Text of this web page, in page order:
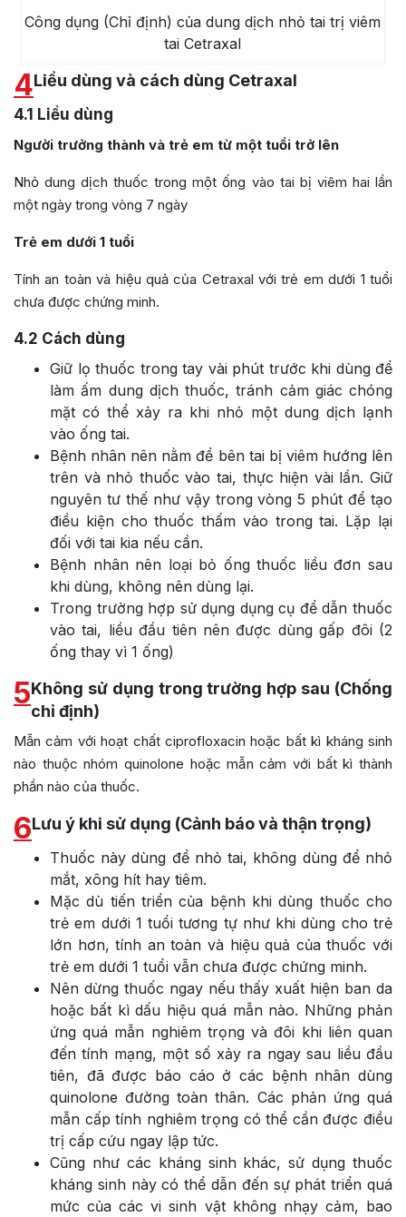
Công dụng (Chỉ định) của dung dịch nhỏ tai trị viêm
tai Cetraxal
4Liều dùng và cách dùng Cetraxal
4.1 Liều dùng
Người trưởng thành và trẻ em từ một tuổi trở lên
Nhỏ dung dịch thuốc trong một ống vào tai bị viêm hai lần
một ngày trong vòng 7 ngày
Trẻ em dưới 1 tuổi
Tính an toàn và hiệu quả của Cetraxal với trẻ em dưới 1 tuổi
chưa được chứng minh.
4.2 Cách dùng
Giữ lọ thuốc trong tay vài phút trước khi dùng để
làm ấm dung dịch thuốc, tránh cảm giác chóng
mặt có thể xảy ra khi nhỏ một dung dịch lạnh
vào ống tai.
Bệnh nhân nên nằm để bên tai bị viêm hướng lên
trên và nhỏ thuốc vào tai, thực hiện vài lần. Giữ
nguyên tư thế như vậy trong vòng 5 phút để tạo
điều kiện cho thuốc thấm vào trong tai. Lặp lại
đối với tai kia nếu cần.
Bệnh nhân nên loại bỏ ống thuốc liều đơn sau
khi dùng, không nên dùng lại.
Trong trường hợp sử dụng dụng cụ để dẫn thuốc
vào tai, liều đầu tiên nên được dùng gấp đôi (2
ống thay vì 1 ống)
5Không sử dụng trong trường hợp sau (Chống
chỉ định)
Mẫn cảm với hoạt chất ciprofloxacin hoặc bất kì kháng sinh
nào thuộc nhóm quinolone hoặc mẫn cảm với bất kì thành
phần nào của thuốc.
6Lưu ý khi sử dụng (Cảnh báo và thận trọng)
Thuốc này dùng để nhỏ tai, không dùng để nhỏ
mắt, xông hít hay tiêm.
Mặc dù tiến triển của bệnh khi dùng thuốc cho
trẻ em dưới 1 tuổi tương tự như khi dùng cho trẻ
lớn hơn, tính an toàn và hiệu quả của thuốc với
trẻ em dưới 1 tuổi vẫn chưa được chứng minh.
Nên dừng thuốc ngay nếu thấy xuất hiện ban da
hoặc bất kì dấu hiệu quá mẫn nào. Những phản
ứng quá mẫn nghiêm trọng và đôi khi liên quan
đến tính mạng, một số xảy ra ngay sau liều đầu
tiên, đã được báo cáo ở các bệnh nhân dùng
quinolone đường toàn thân. Các phản ứng quá
mẫn cấp tính nghiêm trọng có thể cần được điều
trị cấp cứu ngay lập tức.
Cũng như các kháng sinh khác, sử dụng thuốc
kháng sinh này có thể dẫn đến sự phát triển quá
mức của các vi sinh vật không nhạy cảm, bao